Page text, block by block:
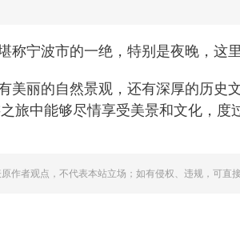
称宁波市的一绝，特别是夜晚，这
美丽的自然景观，还有深厚的历史
旅中能够尽情享受美景和文化，度
作者观点，不代表本站立场；如有侵权、违规，可直